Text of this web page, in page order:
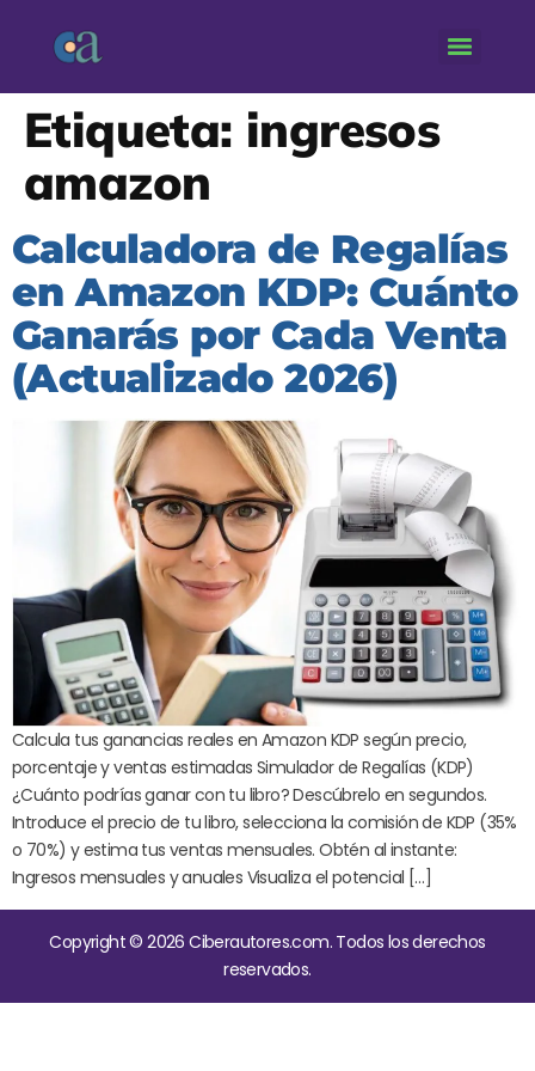
Etiqueta: ingresos
amazon
Calculadora de Regalías
en Amazon KDP: Cuánto
Ganarás por Cada Venta
(Actualizado 2026)
Calcula tus ganancias reales en Amazon KDP según precio,
porcentaje y ventas estimadas Simulador de Regalías (KDP)
¿Cuánto podrías ganar con tu libro? Descúbrelo en segundos.
Introduce el precio de tu libro, selecciona la comisión de KDP (35%
o 70%) y estima tus ventas mensuales. Obtén al instante:
Ingresos mensuales y anuales Visualiza el potencial […]
Copyright © 2026 Ciberautores.com. Todos los derechos
reservados.